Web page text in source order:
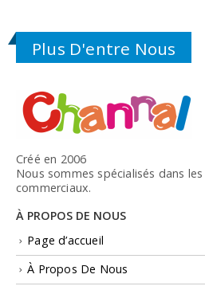
Plus D'entre Nous
Créé en 2006
Nous sommes spécialisés dans
commerciaux.
À PROPOS DE NOUS
Page d’accueil
À Propos De Nous